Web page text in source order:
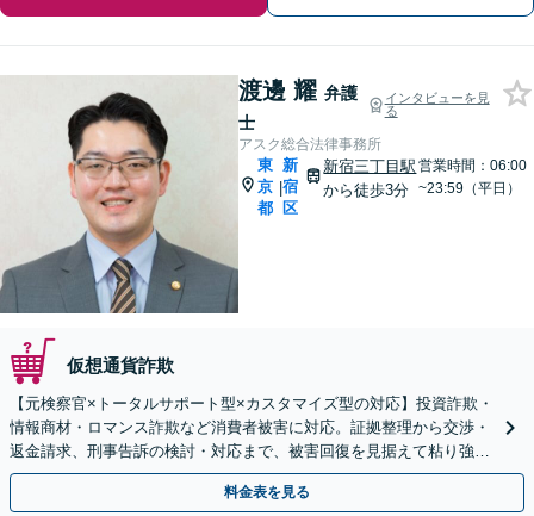
渡邊 耀 弁護
士
インタビューを見
る
アスク総合法律事務所
東
京
都
|
新
宿
区
新宿三丁目駅
から徒歩3分
営業時間：06:00
~23:59（平日）
仮想通貨詐欺
【元検察官×トータルサポート型×カスタマイズ型の対応】投資詐欺・
情報商材・ロマンス詐欺など消費者被害に対応。証拠整理から交渉・
返金請求、刑事告訴の検討・対応まで、被害回復を見据えて粘り強く
サポートし、不安の解消に努めます【新宿三丁目駅3分】
料金表を見る